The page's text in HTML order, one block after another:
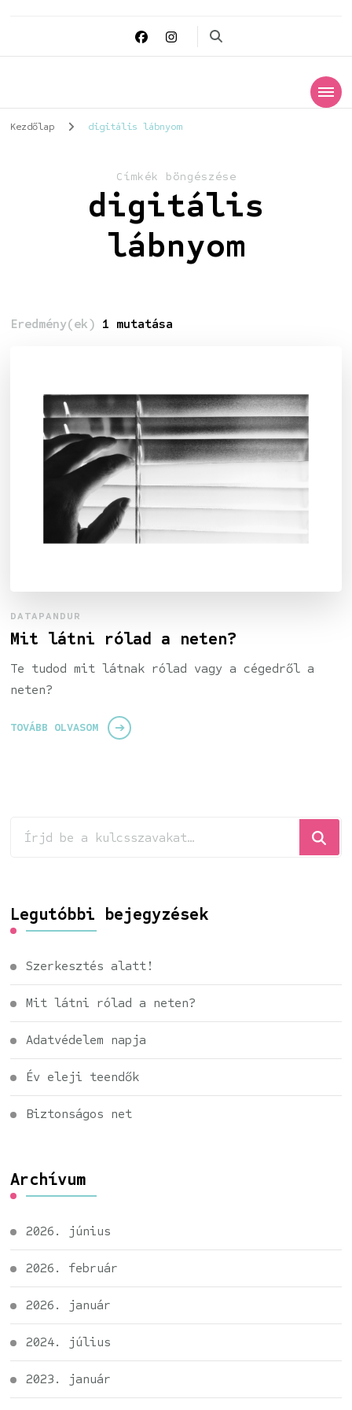
Datapandur
Kezdőlap digitális lábnyom
Címkék böngészése
digitális
lábnyom
Eredmény(ek) 1 mutatása
DATAPANDUR
Mit látni rólad a neten?
Te tudod mit látnak rólad vagy a cégedről a
neten?
TOVÁBB OLVASOM
Keresel
valamit?
Legutóbbi bejegyzések
Szerkesztés alatt!
Mit látni rólad a neten?
Adatvédelem napja
Év eleji teendők
Biztonságos net
Archívum
2026. június
2026. február
2026. január
2024. július
2023. január